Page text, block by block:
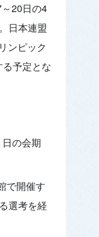
20日の4
日本連盟
ンピック
予定とな
の会期
で開催す
選考を経